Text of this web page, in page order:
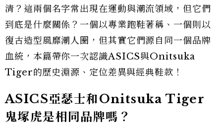
清？這兩個名字常出現在運動與潮流領域，但它們
到底是什麼關係？一個以專業跑鞋著稱、一個則以
復古造型風靡潮人圈，但其實它們源自同一個品牌
血統，本篇帶你一次認識ASICS與Onitsuka
Tiger的歷史淵源、定位差異與經典鞋款！
ASICS亞瑟士和Onitsuka Tiger
鬼塚虎是相同品牌嗎？